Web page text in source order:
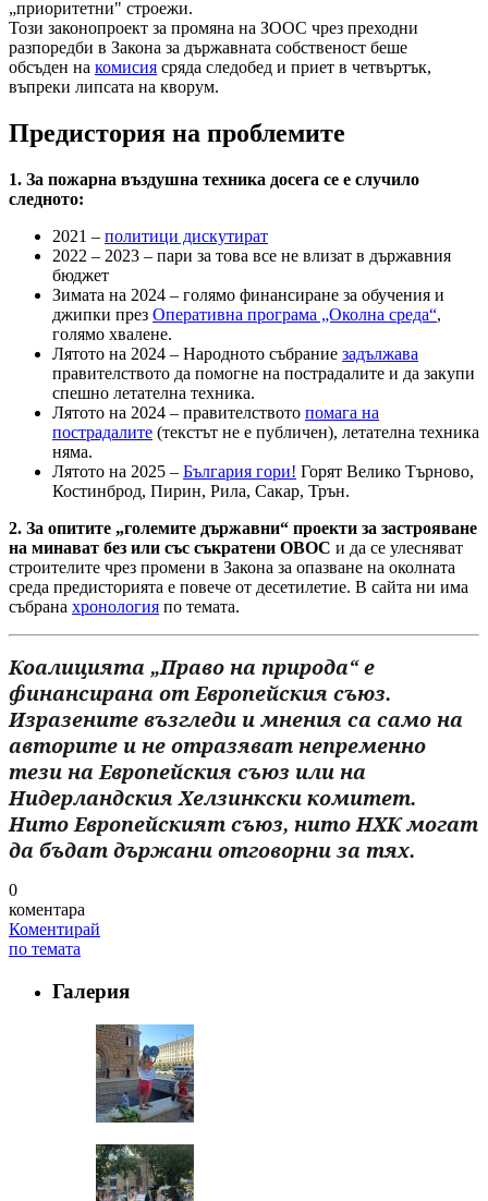
„приоритетни" строежи.
Този законопроект за промяна на ЗООС чрез преходни
разпоредби в Закона за държавната собственост беше
обсъден на комисия сряда следобед и приет в четвъртък,
въпреки липсата на кворум.
Предистория на проблемите
1. За пожарна въздушна техника досега се е случило
следното:
2021 – политици дискутират
2022 – 2023 – пари за това все не влизат в държавния
бюджет
Зимата на 2024 – голямо финансиране за обучения и
джипки през Оперативна програма „Околна среда“,
голямо хвалене.
Лятото на 2024 – Народното събрание задължава
правителството да помогне на пострадалите и да закупи
спешно летателна техника.
Лятото на 2024 – правителството помага на
пострадалите (текстът не е публичен), летателна техника
няма.
Лятото на 2025 – България гори! Горят Велико Търново,
Костинброд, Пирин, Рила, Сакар, Трън.
2. За опитите „големите държавни“ проекти за застрояване
на минават без или със съкратени ОВОС и да се улесняват
строителите чрез промени в Закона за опазване на околната
среда предисторията е повече от десетилетие. В сайта ни има
събрана хронология по темата.
Коалицията „Право на природа“ е
финансирана от Европейския съюз.
Изразените възгледи и мнения са само на
авторите и не отразяват непременно
тези на Европейския съюз или на
Нидерландския Хелзинкски комитет.
Нито Европейският съюз, нито НХК могат
да бъдат държани отговорни за тях.
0
коментара
Коментирай
по темата
Галерия